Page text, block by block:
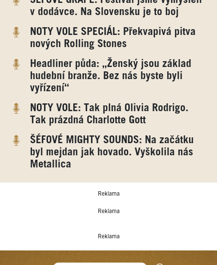
v dodávce. Na Slovensku je to boj
NOTY VOLE SPECIÁL: Překvapivá pitva
nových Rolling Stones
Headliner půda: „Ženský jsou základ
hudební branže. Bez nás byste byli
vyřízení“
NOTY VOLE: Tak plná Olivia Rodrigo.
Tak prázdná Charlotte Gott
ŠÉFOVÉ MIGHTY SOUNDS: Na začátku
byl mejdan jak hovado. Vyškolila nás
Metallica
Reklama
Reklama
Reklama